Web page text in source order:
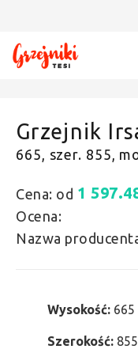
Grzejnik
665, szer. 855,
Cena: od 1
Ocena:
Nazwa
Wysokość: 665
Szerokość: 855